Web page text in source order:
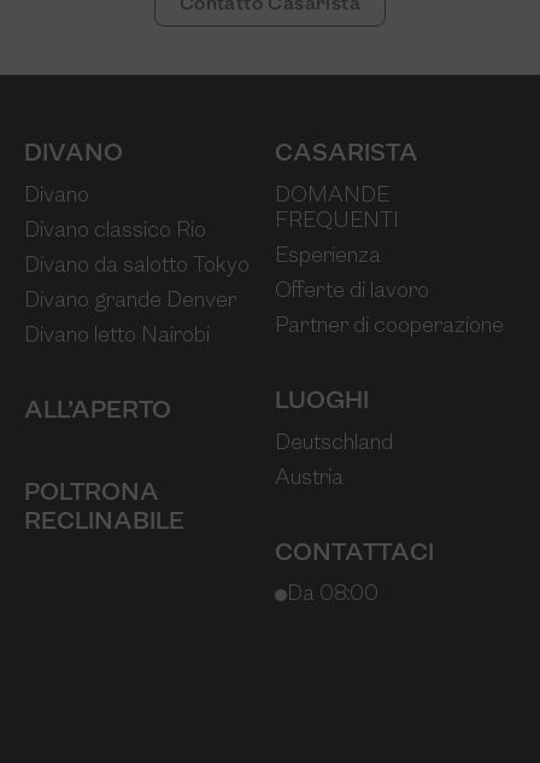
Contatto Casarista
DIVANO
Divano
Divano classico Rio
Divano da salotto Tokyo
Divano grande Denver
Divano letto Nairobi
ALL’APERTO
POLTRONA
RECLINABILE
CASARISTA
DOMANDE
FREQUENTI
Esperienza
Offerte di lavoro
Partner di cooperazione
LUOGHI
Deutschland
Austria
CONTATTACI
Da 08:00